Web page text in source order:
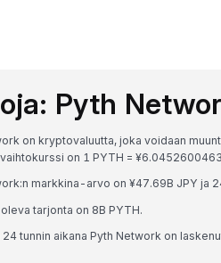
Pyth
on kryptovaluutta, joka voidaan
on 1 PYTH =
markkina-arvo on ¥47.69B JPY ja
tarjonta on 8B PYTH.
tunnin aikana Pyth Network on